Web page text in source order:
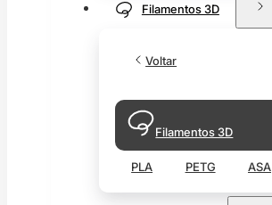
Filamentos 3D
Voltar
Filamentos 3D
PLA PETG ASA